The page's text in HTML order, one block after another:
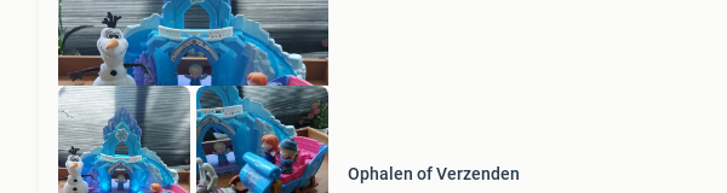
Ophalen of Verzenden